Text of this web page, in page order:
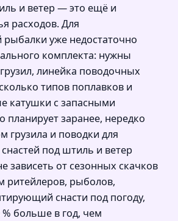
и ветер — это ещё и
расходов. Для
рыбалки уже недостаточно
комплекта: нужны
линейка поводочных
типов поплавков и
катушки с запасными
планирует заранее, нередко
грузила и поводки для
под штиль и ветер
зависеть от сезонных скачков
ритейлеров, рыболов,
снасти под погоду,
% больше в год, чем